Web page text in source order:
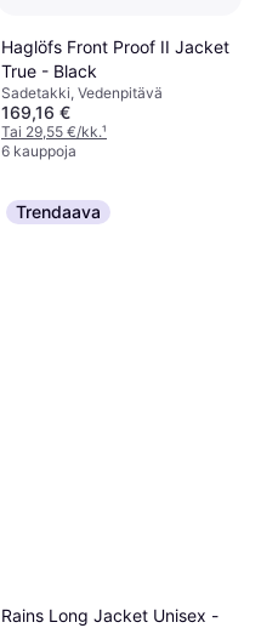
Haglöfs Front Proof II Jacket
True - Black
Sadetakki, Vedenpitävä
169,16 €
Tai 29,55 €/kk.¹
6 kauppoja
Trendaava
Rains Long Jacket Unisex -